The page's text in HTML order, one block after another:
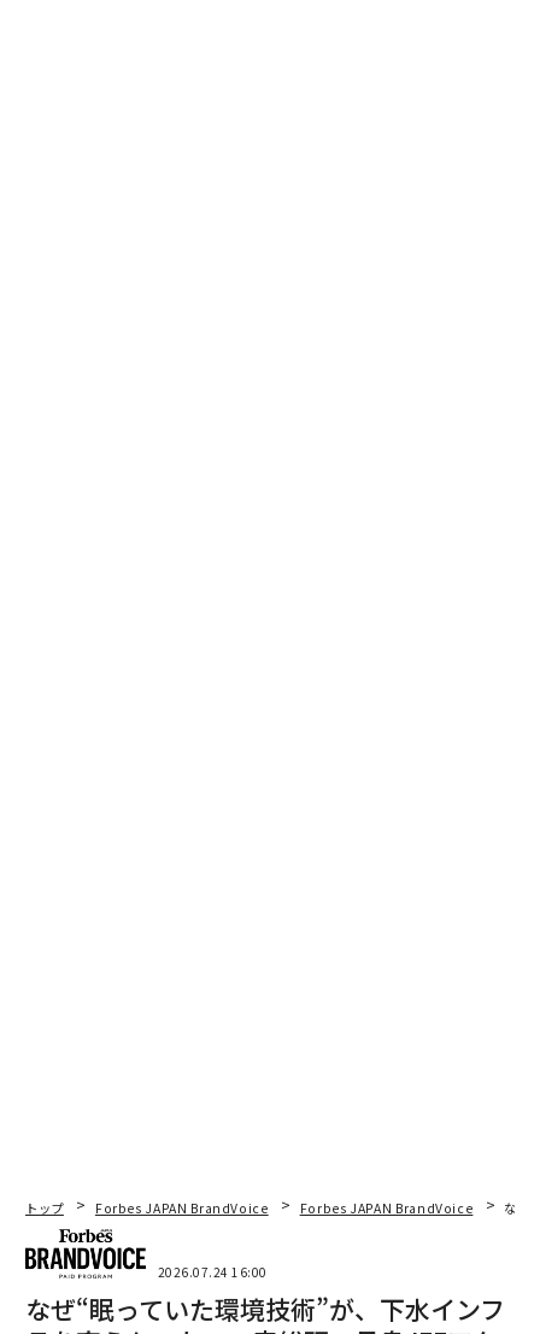
トップ Forbes JAPAN BrandVoice Forbes JAPAN BrandVoice なぜ
2026.07.24 16:00
なぜ“眠っていた環境技術”が、下水インフ